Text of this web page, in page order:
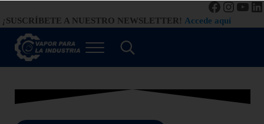
Saltar a la navegación de la derecha de la cabeceraFacebook
¡SUSCRÍBETE A NUESTRO NEWSLETTER! Accede aquí
Vapor para la Industria
Gestión Eficiente de los Sistemas de Vapor
Menú Search...